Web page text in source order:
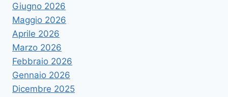
Giugno 2026
Maggio 2026
Aprile 2026
Marzo 2026
Febbraio 2026
Gennaio 2026
Dicembre 2025